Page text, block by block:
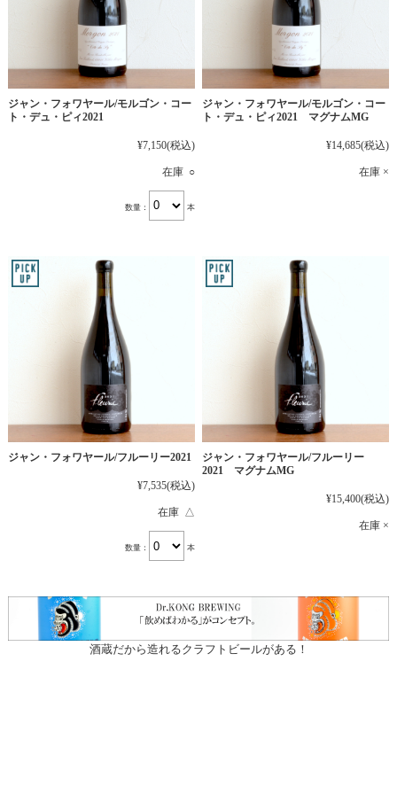
ジャン・フォワヤール/モルゴン・コー
ト・デュ・ピィ2021
¥7,150(税込)
在庫 ○
数量： 本
ジャン・フォワヤール/モルゴン・コー
ト・デュ・ピィ2021 マグナムMG
¥14,685(税込)
在庫 ×
ジャン・フォワヤール/フルーリー2021
¥7,535(税込)
在庫 △
数量： 本
ジャン・フォワヤール/フルーリー
2021 マグナムMG
¥15,400(税込)
在庫 ×
酒蔵だから造れるクラフトビールがある！